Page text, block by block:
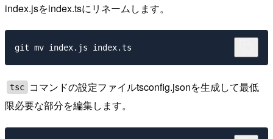
index.jsをindex.tsにリネームします。
tsc
コマンドの設定ファイルtsconfig.jsonを生成して最低
限必要な部分を編集します。